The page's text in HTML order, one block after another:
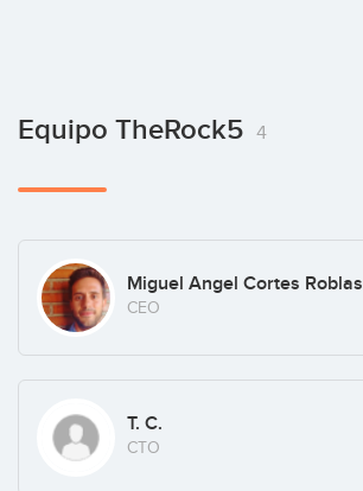
Equipo TheRock5 4
Miguel Angel Cortes Roblas
CEO
T. C.
CTO